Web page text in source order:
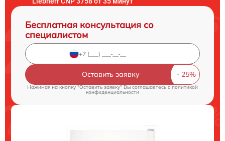
Бесплатная консультация со
специалистом
Оставить заявку
Нажимая на кнопку "Оставить заявку" Вы соглашаетесь cполитикой
конфиденциальности